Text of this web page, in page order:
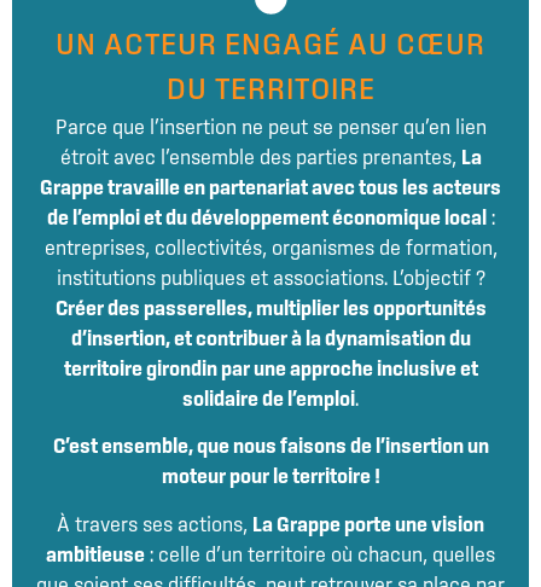
UN ACTEUR ENGAGÉ AU CŒUR
DU TERRITOIRE
Parce que l’insertion ne peut se penser qu’en lien
étroit avec l’ensemble des parties prenantes, La
Grappe travaille en partenariat avec tous les acteurs
de l’emploi et du développement économique local:
entreprises, collectivités, organismes de formation,
institutions publiques et associations. L’objectif ?
Créer des passerelles, multiplier les opportunités
d’insertion, et contribuer à la dynamisation du
territoire girondin par une approche inclusive et
solidaire de l’emploi.
C’est ensemble, que nous faisons de l’insertion un
moteur pour le territoire !
À travers ses actions, La Grappe porte une vision
ambitieuse : celle d’un territoire où chacun, quelles